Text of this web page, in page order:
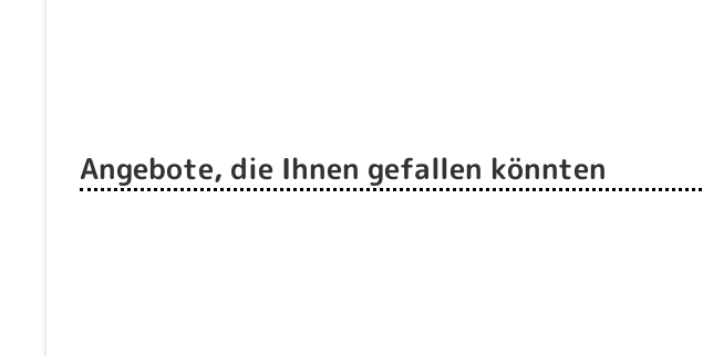
Angebote, die Ihnen gefallen könnten